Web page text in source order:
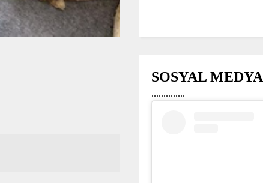
SOSYAL MEDYA
..............